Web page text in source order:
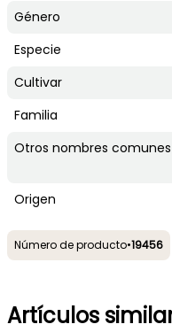
Género
Especie
Cultivar
Familia
Otros nombres comunes
Origen
Número de producto•19456
Artículos